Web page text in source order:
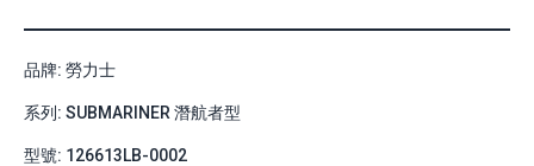
品牌: 勞力士
系列: SUBMARINER 潛航者型
型號: 126613LB-0002